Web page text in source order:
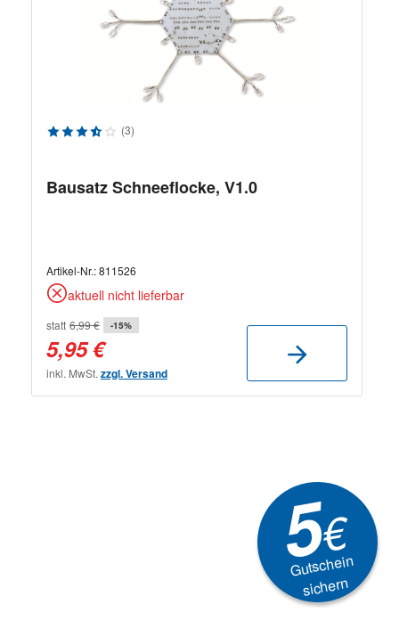
Durchschnittliche Bewertung von 3.67 von 5 Sternen
(3)
Bausatz Schneeflocke, V1.0
Artikel-Nr.:811526
aktuell nicht lieferbar
statt 6,99 € -15%
5,95 €
inkl. MwSt. zzgl. Versand
5€
Gutschein
sichern